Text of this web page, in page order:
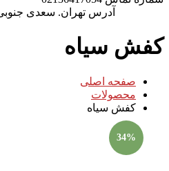
آدرس تهران. سعدی
کفش سیاه
صفحه اصلی
محصولات
کفش سیاه
34%